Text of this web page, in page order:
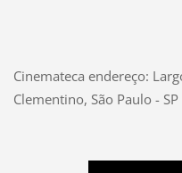
Cinemateca endereço:
Clementino, São Paulo - SP